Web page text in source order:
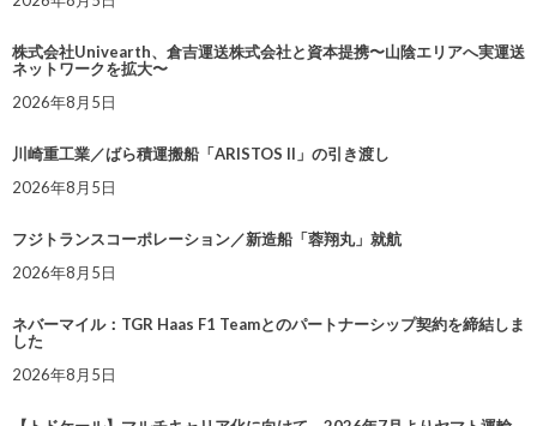
株式会社Univearth、倉吉運送株式会社と資本提携〜山陰エリアへ実運送
ネットワークを拡大〜
2026年8月5日
川崎重工業／ばら積運搬船「ARISTOS II」の引き渡し
2026年8月5日
フジトランスコーポレーション／新造船「蓉翔丸」就航
2026年8月5日
ネバーマイル：TGR Haas F1 Teamとのパートナーシップ契約を締結しま
した
2026年8月5日